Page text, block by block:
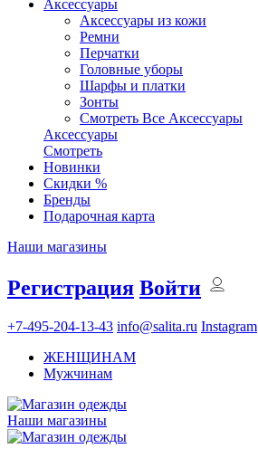
Аксессуары
Аксессуары из кожи
Ремни
Перчатки
Головные уборы
Шарфы и платки
Зонты
Смотреть Все Аксессуары
Аксессуары
Смотреть
Новинки
Скидки %
Бренды
Подарочная карта
Наши магазины
Регистрация Войти
+7-495-204-13-43 info@salita.ru Instagram
ЖЕНЩИНАМ
Мужчинам
Наши магазины